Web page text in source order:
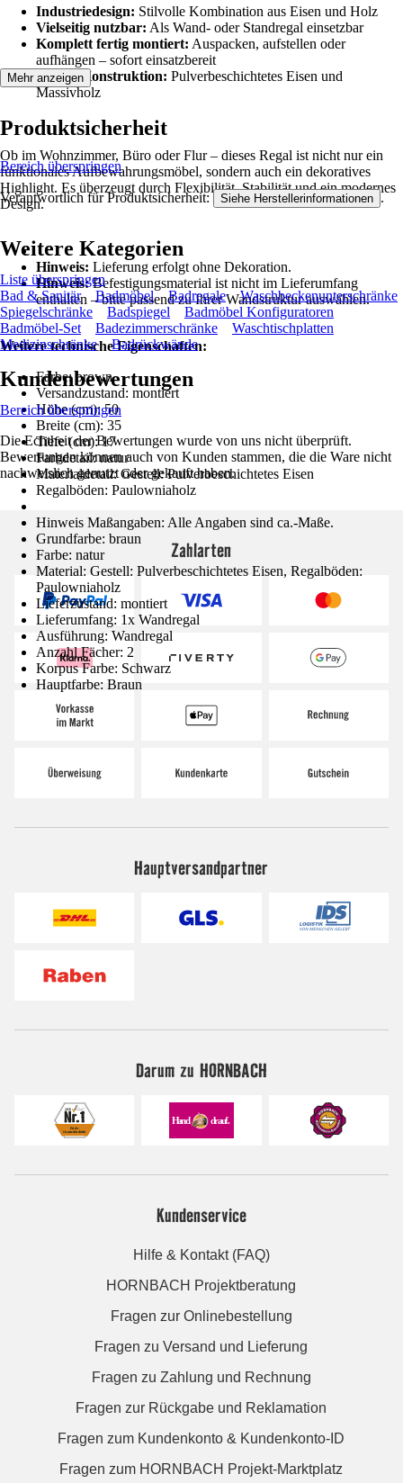
Industriedesign: Stilvolle Kombination aus Eisen und Holz
Vielseitig nutzbar: Als Wand- oder Standregal einsetzbar
Komplett fertig montiert: Auspacken, aufstellen oder
aufhängen – sofort einsatzbereit
Stabile Konstruktion: Pulverbeschichtetes Eisen und
Massivholz
Ob im Wohnzimmer, Büro oder Flur – dieses Regal ist nicht nur ein
funktionales Aufbewahrungsmöbel, sondern auch ein dekoratives
Highlight. Es überzeugt durch Flexibilität, Stabilität und ein modernes
Design.
Hinweis: Lieferung erfolgt ohne Dekoration.
Hinweis:Befestigungsmaterial ist nicht im Lieferumfang
enthalten – bitte passend zu Ihrer Wandstruktur auswählen.
Weitere technische Eigenschaften:
Farbe: brown
Versandzustand: montiert
Höhe (cm): 50
Breite (cm): 35
Tiefe (cm): 17
Farbdetail: natur
Materialdetail: Gestell: Pulverbeschichtetes Eisen
Regalböden: Paulowniaholz
Hinweis Maßangaben: Alle Angaben sind ca.-Maße.
Grundfarbe: braun
Farbe: natur
Material: Gestell: Pulverbeschichtetes Eisen, Regalböden:
Paulowniaholz
Lieferzustand: montiert
Lieferumfang: 1x Wandregal
Ausführung: Wandregal
Anzahl Fächer: 2
Korpus Farbe: Schwarz
Hauptfarbe: Braun
Mehr anzeigen
Produktsicherheit
Bereich überspringen
Verantwortlich für Produktsicherheit: Siehe Herstellerinformationen .
Weitere Kategorien
Liste überspringen
Bad & Sanitär
Badmöbel Badregale
Waschbeckenunterschränke
Spiegelschränke
Badspiegel
Badmöbel Konfiguratoren
Badmöbel-Set
Badezimmerschränke
Waschtischplatten
Medizinschränke
Badrückwände
Kundenbewertungen
Bereich überspringen
Die Echtheit der Bewertungen wurde von uns nicht überprüft.
Bewertungen können auch von Kunden stammen, die die Ware nicht
nachweislich genutzt oder gekauft haben.
Zahlarten
Hauptversandpartner
Darum zu HORNBACH
Kundenservice
Hilfe & Kontakt (FAQ)
HORNBACH Projektberatung
Fragen zur Onlinebestellung
Fragen zu Versand und Lieferung
Fragen zu Zahlung und Rechnung
Fragen zur Rückgabe und Reklamation
Fragen zum Kundenkonto & Kundenkonto-ID
Fragen zum HORNBACH Projekt-Marktplatz